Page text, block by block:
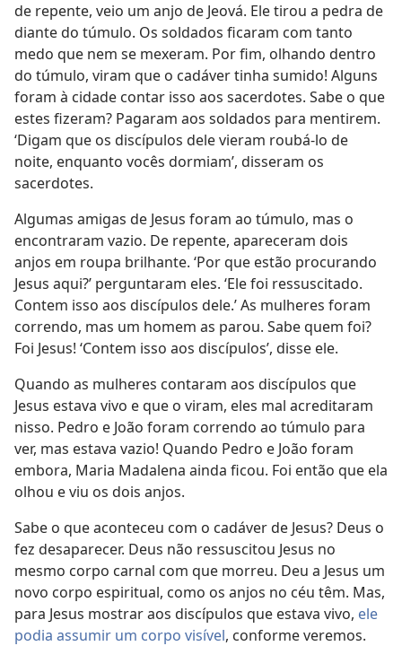
de repente, veio um anjo de Jeová. Ele tirou a pedra de
diante do túmulo. Os soldados ficaram com tanto
medo que nem se mexeram. Por fim, olhando dentro
do túmulo, viram que o cadáver tinha sumido! Alguns
foram à cidade contar isso aos sacerdotes. Sabe o que
estes fizeram? Pagaram aos soldados para mentirem.
‘Digam que os discípulos dele vieram roubá-lo de
noite, enquanto vocês dormiam’, disseram os
sacerdotes.
Algumas amigas de Jesus foram ao túmulo, mas o
encontraram vazio. De repente, apareceram dois
anjos em roupa brilhante. ‘Por que estão procurando
Jesus aqui?’ perguntaram eles. ‘Ele foi ressuscitado.
Contem isso aos discípulos dele.’ As mulheres foram
correndo, mas um homem as parou. Sabe quem foi?
Foi Jesus! ‘Contem isso aos discípulos’, disse ele.
Quando as mulheres contaram aos discípulos que
Jesus estava vivo e que o viram, eles mal acreditaram
nisso. Pedro e João foram correndo ao túmulo para
ver, mas estava vazio! Quando Pedro e João foram
embora, Maria Madalena ainda ficou. Foi então que ela
olhou e viu os dois anjos.
Sabe o que aconteceu com o cadáver de Jesus? Deus o
fez desaparecer. Deus não ressuscitou Jesus no
mesmo corpo carnal com que morreu. Deu a Jesus um
novo corpo espiritual, como os anjos no céu têm. Mas,
para Jesus mostrar aos discípulos que estava vivo, ele
podia assumir um corpo visível, conforme veremos.